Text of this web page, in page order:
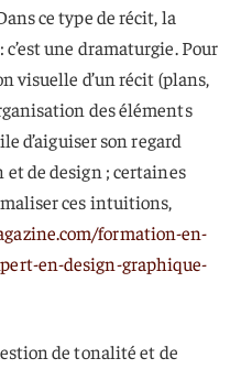
ce type de récit, la
c’est une dramaturgie. Pour
visuelle d’un récit (plans,
des éléments
d’aiguiser son regard
et de design ; certaines
ces intuitions,
formation-en-
en-design-graphique-
de tonalité et de